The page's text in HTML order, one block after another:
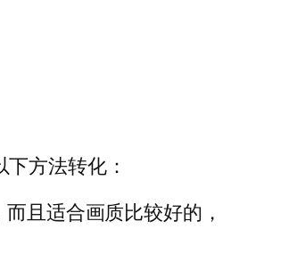
方法转化：
且适合画质比较好的，